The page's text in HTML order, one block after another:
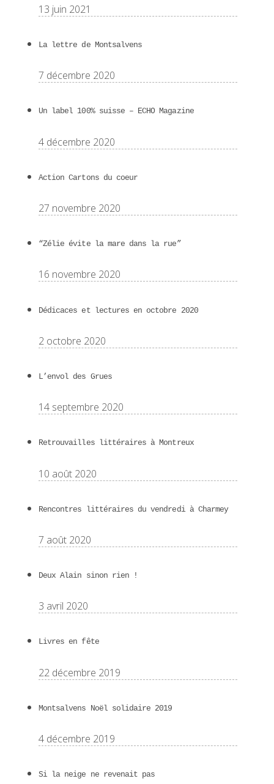
13 juin 2021
La lettre de Montsalvens
7 décembre 2020
Un label 100% suisse – ECHO Magazine
4 décembre 2020
Action Cartons du coeur
27 novembre 2020
“Zélie évite la mare dans la rue”
16 novembre 2020
Dédicaces et lectures en octobre 2020
2 octobre 2020
L’envol des Grues
14 septembre 2020
Retrouvailles littéraires à Montreux
10 août 2020
Rencontres littéraires du vendredi à Charmey
7 août 2020
Deux Alain sinon rien !
3 avril 2020
Livres en fête
22 décembre 2019
Montsalvens Noël solidaire 2019
4 décembre 2019
Si la neige ne revenait pas